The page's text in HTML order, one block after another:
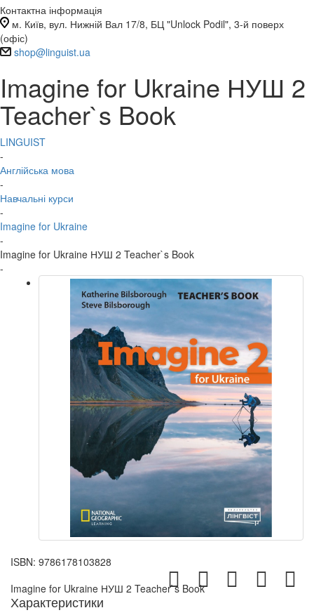
Контактна інформація
м. Київ, вул. Нижній Вал 17/8, БЦ "Unlock Podil", 3-й поверх
(офіс)
shop@linguist.ua
Imagine for Ukraine НУШ 2
Teacher`s Book
LINGUIST
-
Англійська мова
-
Навчальні курси
-
Imagine for Ukraine
-
Imagine for Ukraine НУШ 2 Teacher`s Book
-
ISBN: 9786178103828
Imagine for Ukraine НУШ 2 Teacher`s Book
Характеристики